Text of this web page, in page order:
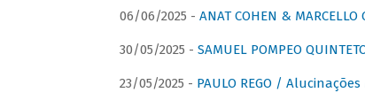
06/06/2025 - ANAT COHEN &
30/05/2025 - SAMUEL POMPEO
23/05/2025 - PAULO REGO /